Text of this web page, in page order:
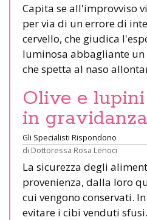
Capita se all'improvviso
per via di un errore di
cervello, che giudica
luminosa abbagliante
che spetta al naso
Olive e
in
Gli Specialisti Rispondono
di Dottoressa Rosa Lenoci
La sicurezza degli
provenienza, dalla loro
cui vengono conservati.
evitare i cibi venduti sfusi.